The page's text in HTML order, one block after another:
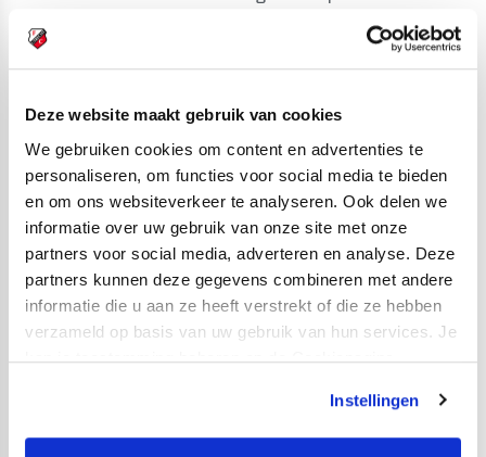
Deze website maakt gebruik van cookies
We gebruiken cookies om content en advertenties te
personaliseren, om functies voor social media te bieden
en om ons websiteverkeer te analyseren. Ook delen we
informatie over uw gebruik van onze site met onze
partners voor social media, adverteren en analyse. Deze
partners kunnen deze gegevens combineren met andere
informatie die u aan ze heeft verstrekt of die ze hebben
verzameld op basis van uw gebruik van hun services. Je
kan je toestemming beheren op de Cookiepagina.
Instellingen
andere club waar hij meer speelminuten hoopt te
maken. Keelan Lebon, op zijn beurt, heeft al een nieuwe
Beroe Stara Zagora, een team dat afgelopen seizoen in
de subtop van de hoogste divisie van Bulgarije
eindigde. Lebon kan alvast het Gevecht om Thracië in
zijn agenda noteren; zo wordt de beladen derby tussen
PFC Beroe Stara Zagora en streekgenoot Botev Plovdiv
genoemd.
Dompers in MLS is Back Tournament
Gaat zaterdag de FOX Sports Comeback van start met
Back Tournament al enige tijd in volle gang. Voor de
oud-spelers van FC Utrecht die met hun huidige